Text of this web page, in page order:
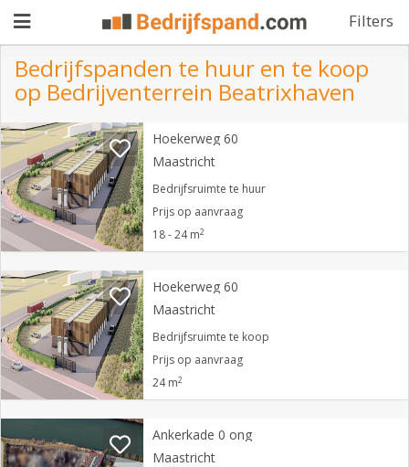
Filters
Pand
aanbieden
Pand
zoeken
Waarom
adverteren
Premium
adverteren
Blog
Registreren
Login
Bedrijfspanden te huur en te koop
op Bedrijventerrein Beatrixhaven
Hoekerweg 60
Maastricht
Bedrijfsruimte te huur
Prijs op aanvraag
18 - 24 m2
Hoekerweg 60
Maastricht
Bedrijfsruimte te koop
Prijs op aanvraag
24 m2
Ankerkade 0 ong
Maastricht